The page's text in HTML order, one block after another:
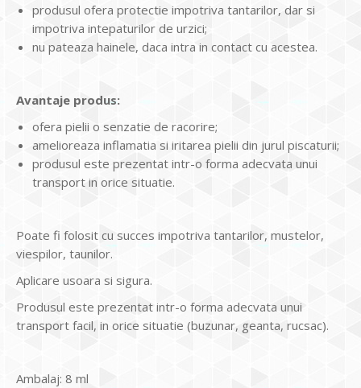
produsul ofera protectie impotriva tantarilor, dar si
impotriva intepaturilor de urzici;
nu pateaza hainele, daca intra in contact cu acestea.
Avantaje produs:
ofera pielii o senzatie de racorire;
amelioreaza inflamatia si iritarea pielii din jurul piscaturii;
produsul este prezentat intr-o forma adecvata unui
transport in orice situatie.
Poate fi folosit cu succes impotriva tantarilor, mustelor,
viespilor, taunilor.
Aplicare usoara si sigura.
Produsul este prezentat intr-o forma adecvata unui
transport facil, in orice situatie (buzunar, geanta, rucsac).
Ambalaj: 8 ml